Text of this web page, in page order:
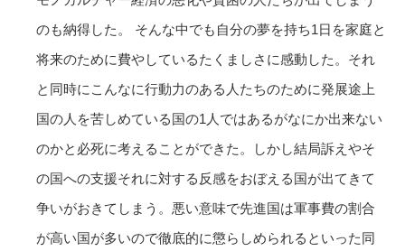
のも納得した。 そんな中でも自分の夢を持ち1日を家庭と
将来のために費やしているたくましさに感動した。それ
と同時にこんなに行動力のある人たちのために発展途上
国の人を苦しめている国の1人ではあるがなにか出来ない
のかと必死に考えることができた。しかし結局訴えやそ
の国への支援それに対する反感をおぼえる国が出てきて
争いがおきてしまう。悪い意味で先進国は軍事費の割合
が高い国が多いので徹底的に懲らしめられるといった同